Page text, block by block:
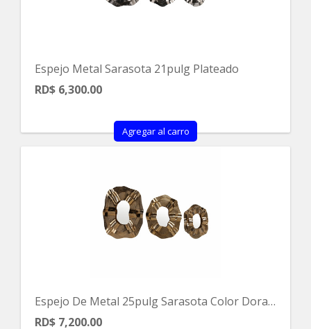
Espejo Metal Sarasota 21pulg Plateado
RD$ 6,300.00
Agregar al carro
Espejo De Metal 25pulg Sarasota Color Dorado
RD$ 7,200.00